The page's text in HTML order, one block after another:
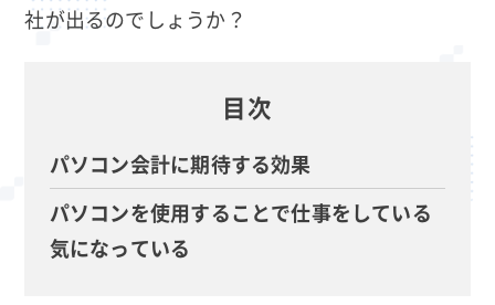
社が出るのでしょうか？
目次
パソコン会計に期待する効果
パソコンを使用することで仕事をしている
気になっている